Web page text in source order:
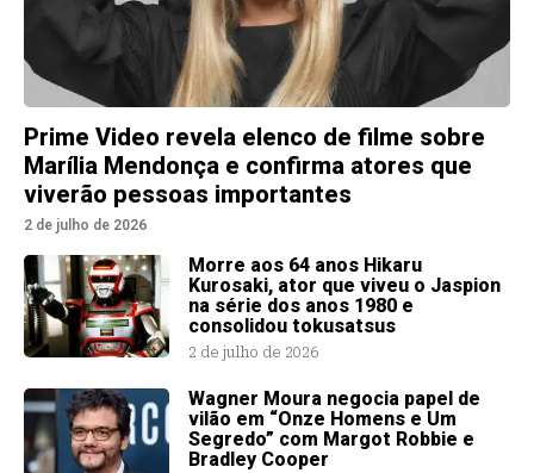
Prime Video revela elenco de filme sobre
Marília Mendonça e confirma atores que
viverão pessoas importantes
2 de julho de 2026
Morre aos 64 anos Hikaru
Kurosaki, ator que viveu o Jaspion
na série dos anos 1980 e
consolidou tokusatsus
2 de julho de 2026
Wagner Moura negocia papel de
vilão em “Onze Homens e Um
Segredo” com Margot Robbie e
Bradley Cooper